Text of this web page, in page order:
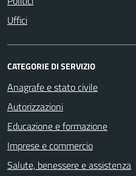
Uffici
CATEGORIE DI SERVIZIO
Anagrafe e stato civile
Autorizzazioni
Educazione e formazione
Imprese e commercio
Salute, benessere e assistenza